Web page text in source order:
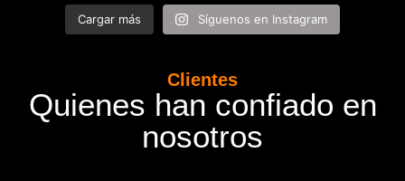
Cargar más Síguenos en Instagram
Clientes
Quienes han confiado en
nosotros